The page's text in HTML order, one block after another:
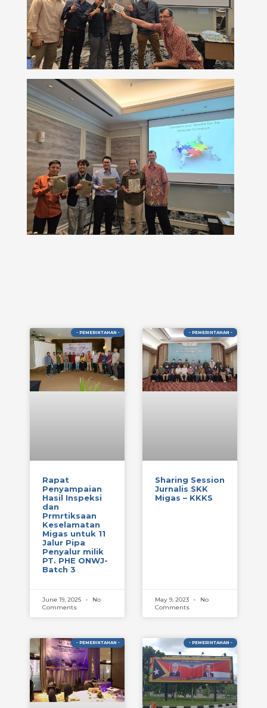
- PEMERINTAHAN -
Rapat
Penyampaian
Hasil Inspeksi
dan
Prmrtiksaan
Keselamatan
Migas untuk 11
Jalur Pipa
Penyalur milik
PT. PHE ONWJ-
Batch 3
June 19, 2025
No
Comments
- PEMERINTAHAN -
Sharing Session
Jurnalis SKK
Migas – KKKS
May 9, 2023
No
Comments
- PEMERINTAHAN - - PEMERINTAHAN -